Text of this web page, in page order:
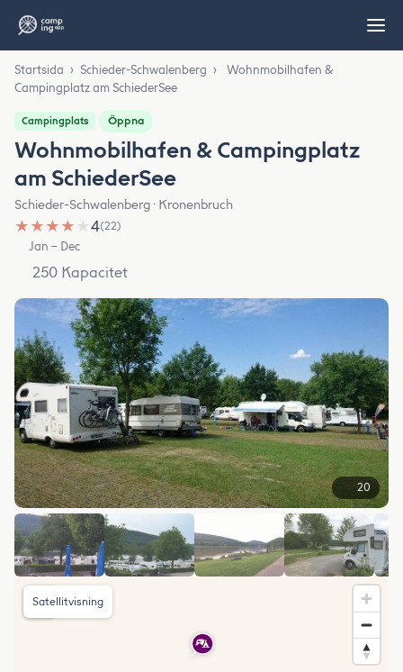
Startsida › Schieder-Schwalenberg ›
Wohnmobilhafen &
Campingplatz am SchiederSee
Campingplats Öppna
Wohnmobilhafen & Campingplatz
am SchiederSee
Schieder-Schwalenberg · Kronenbruch
★ ★ ★ ★ ★4(22)
Jan – Dec
250 Kapacitet
20
Satellitvisning